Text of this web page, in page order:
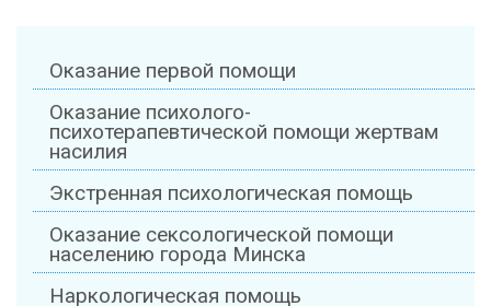
Оказание первой помощи
Оказание психолого-
психотерапевтической помощи жертвам
насилия
Экстренная психологическая помощь
Оказание сексологической помощи
населению города Минска
Наркологическая помощь